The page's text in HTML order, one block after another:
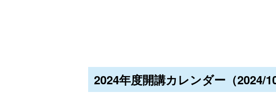
2024年度開講カレンダー（2024/